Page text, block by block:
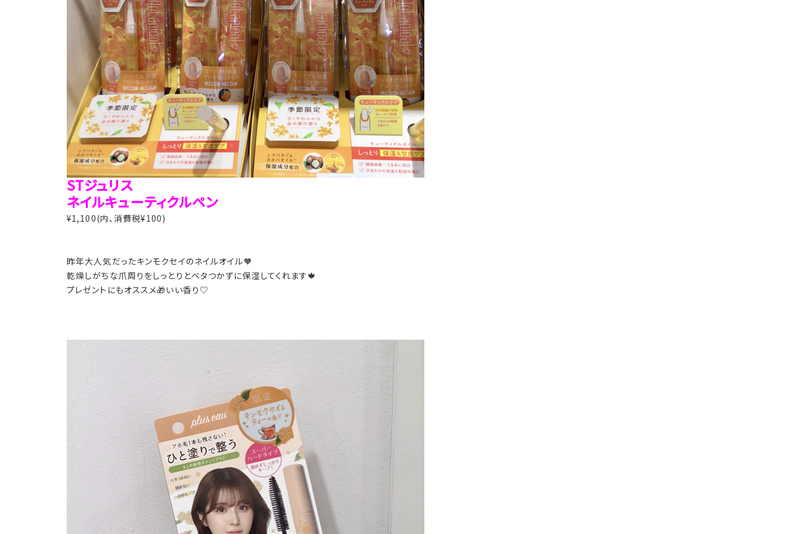
STジュリス
ネイルキューティクルペン
¥1,100(内、消費税¥100)
昨年大人気だったキンモクセイのネイルオイル🧡
乾燥しがちな爪周りをしっとりとベタつかずに保湿してくれます🍁
プレゼントにもオススメ🎁いい香り♡